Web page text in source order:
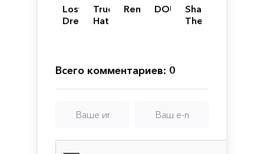
Lost
Dream
True
Hate
RemedyDOUDYShapik:
The
Всего комментариев: 0